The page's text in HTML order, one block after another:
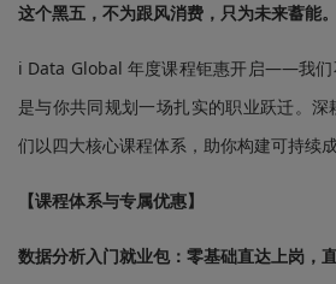
这个黑五，不为跟风消费，只为未来蓄能。
i Data Global 年度课程钜惠开启——我们
是与你共同规划一场扎实的职业跃迁。
们以四大核心课程体系，助你构建可持续
【课程体系与专属优惠】
数据分析入门就业包：零基础直达上岗，